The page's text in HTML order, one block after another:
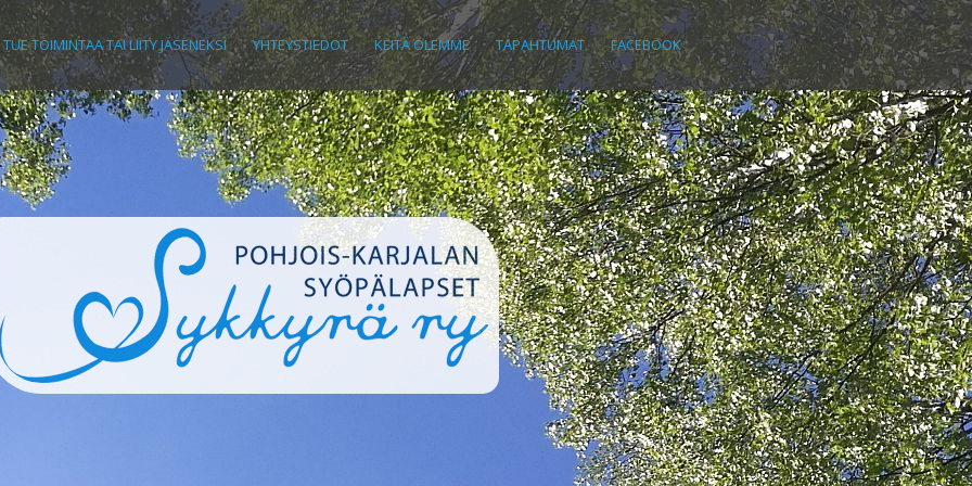
TUE TOIMINTAA TAI LIITY JÄSENEKSI YHTEYSTIEDOT KEITÄ OLEMME TAPAHTUMAT FACEBOOK